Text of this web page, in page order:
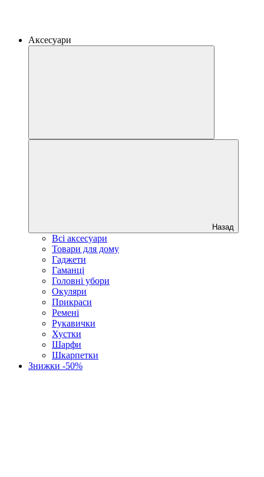
Аксесуари
Назад
Всі аксесуари
Товари для дому
Гаджети
Гаманці
Головні убори
Окуляри
Прикраси
Ремені
Рукавички
Хустки
Шарфи
Шкарпетки
Знижки -50%